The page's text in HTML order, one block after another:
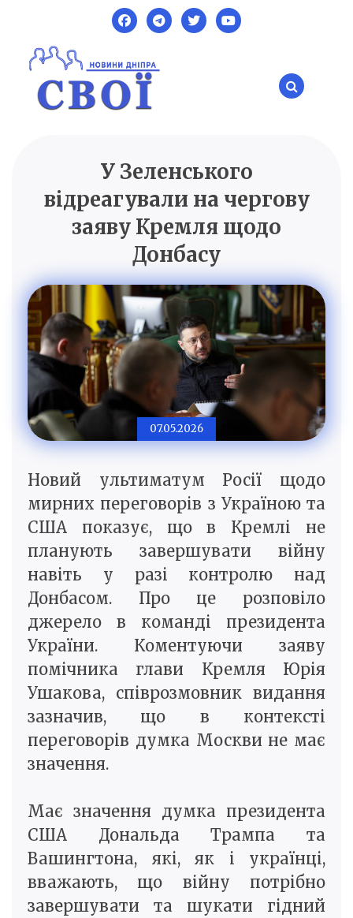
content
SVOI.DP.UA
Новини ДніпраУ Зеленського
відреагували на чергову
заяву Кремля щодо
Донбасу
07.05.2026
Новий ультиматум Росії щодо
мирних переговорів з Україною та
США показує, що в Кремлі не
планують завершувати війну
навіть у разі контролю над
Донбасом. Про це розповіло
джерело в команді президента
України. Коментуючи заяву
помічника глави Кремля Юрія
Ушакова, співрозмовник видання
зазначив, що в контексті
переговорів думка Москви не має
значення.
Має значення думка президента
США Дональда Трампа та
Вашингтона, які, як і українці,
вважають, що війну потрібно
завершувати та шукати гідний